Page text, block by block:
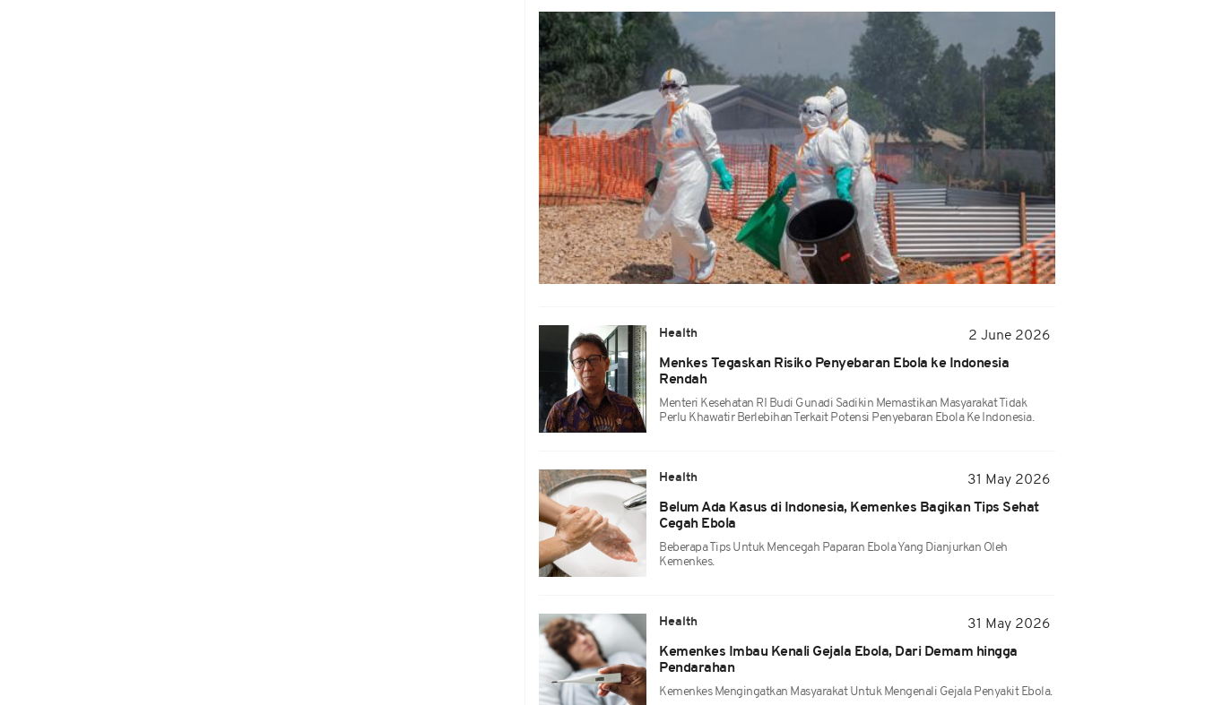
Health
2 June 2026
Menkes Tegaskan Risiko Penyebaran Ebola ke Indonesia
Rendah
Menteri Kesehatan RI Budi Gunadi Sadikin Memastikan Masyarakat Tidak
Perlu Khawatir Berlebihan Terkait Potensi Penyebaran Ebola Ke Indonesia.
Health
31 May 2026
Belum Ada Kasus di Indonesia, Kemenkes Bagikan Tips Sehat
Cegah Ebola
Beberapa Tips Untuk Mencegah Paparan Ebola Yang Dianjurkan Oleh
Kemenkes.
Health
31 May 2026
Kemenkes Imbau Kenali Gejala Ebola, Dari Demam hingga
Pendarahan
Kemenkes Mengingatkan Masyarakat Untuk Mengenali Gejala Penyakit Ebola.